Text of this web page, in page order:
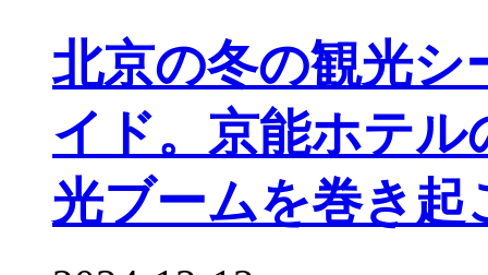
北京の冬の観光シ
イド。京能ホテ
光ブームを巻き起